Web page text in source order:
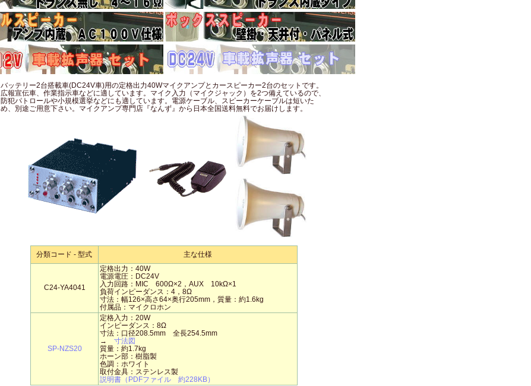
バッテリー2台搭載車(DC24V車)用の定格出力40Wマイクアンプとカースピーカー2台のセットです。
広報宣伝車、作業指示車などに適しています。マイク入力（マイクジャック）を2つ備えているので、
防犯パトロールや小規模選挙などにも適しています。電源ケーブル、スピーカーケーブルは短いた
め、別途ご用意下さい。マイクアンプ専門店『なんず』から日本全国送料無料でお届けします。
分類コード - 型式 主な仕様
C24-YA4041
定格出力：40W
電源電圧：DC24V
入力回路：MIC 600Ω×2，AUX 10kΩ×1
負荷インピーダンス：4，8Ω
寸法：幅126×高さ64×奥行205mm，質量：約1.6kg
付属品：マイクロホン
SP-NZS20
定格入力：20W
インピーダンス：8Ω
寸法：口径208.5mm 全長254.5mm
→ 寸法図
質量：約1.7kg
ホーン部：樹脂製
色調：ホワイト
取付金具：ステンレス製
説明書（PDFファイル 約228KB）